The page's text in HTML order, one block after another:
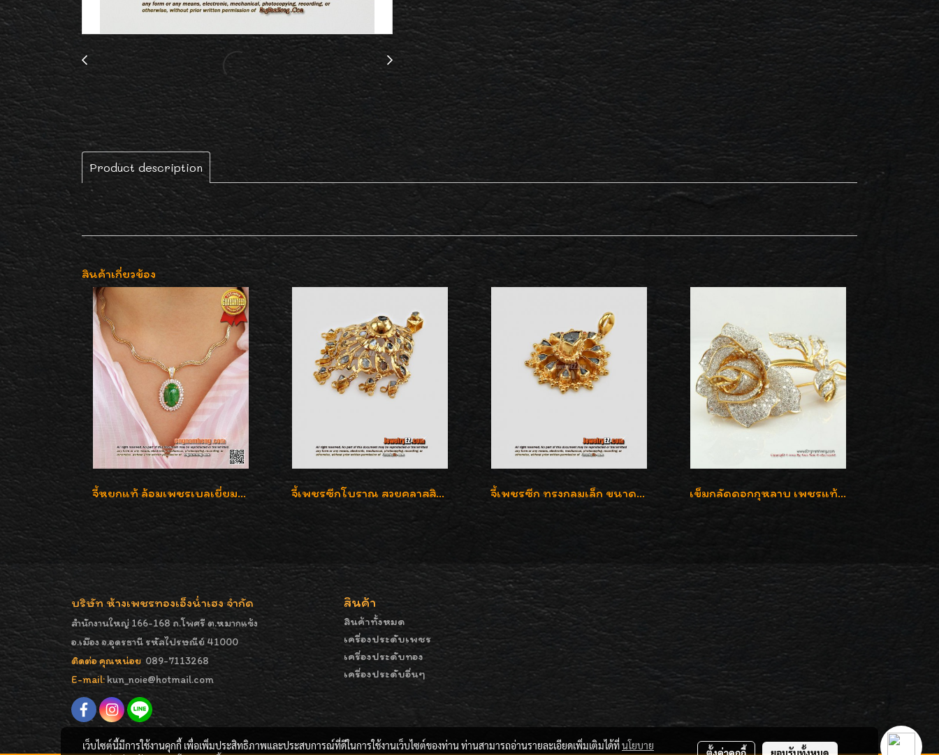
Product description
สินค้าเกี่ยวข้อง
จี้หยกแท้ ล้อมเพชรเบลเยี่ยมคัท ราคาพิเศษไม่แพงค่ะ จี้เพชรซีกโบราณ สวยคลาสสิก สภาพสมบูรณ์สุดๆค่ะ จี้เพชรซีก ทรงกลมเล็ก ขนาดเม็ดกระดุม สวยๆ เข็มกลัดดอกกุหลาบ เพชรแท้เบลเยี่ยมคัต งานปราณีตค่ะ
บริษัท ห้างเพชรทองเอ็งน่ำเฮง จำกัด
สำนักงานใหญ่ 166-168 ถ.โพศรี ต.หมากแข้ง
อ.เมือง จ.อุดรธานี รหัสไปรษณีย์ 41000
ติดต่อ คุณหน่อย 089-7113268
E-mail:kun_noie@hotmail.com
สินค้า
สินค้าทั้งหมด
เครื่องประดับเพชร
เครื่องประดับทอง
เครื่องประดับอื่นๆ
เว็บไซต์นี้มีการใช้งานคุกกี้ เพื่อเพิ่มประสิทธิภาพและประสบการณ์ที่ดีในการใช้งานเว็บไซต์ของท่าน ท่านสามารถอ่านรายละเอียดเพิ่มเติมได้ที่นโยบาย